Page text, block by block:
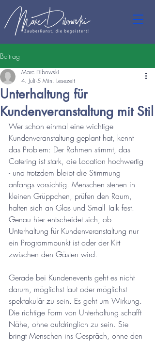
Beitrag
Unterhaltung für
Kundenveranstaltung mit Stil
Marc Dibowski
4. Juli 5 Min. Lesezeit
Wer schon einmal eine wichtige
Kundenveranstaltung geplant hat, kennt
das Problem: Der Rahmen stimmt, das
Catering ist stark, die Location hochwertig
- und trotzdem bleibt die Stimmung
anfangs vorsichtig. Menschen stehen in
kleinen Grüppchen, prüfen den Raum,
halten sich an Glas und Small Talk fest.
Genau hier entscheidet sich, ob
Unterhaltung für Kundenveranstaltung nur
ein Programmpunkt ist oder der Kitt
zwischen den Gästen wird.
Gerade bei Kundenevents geht es nicht
darum, möglichst laut oder möglichst
spektakulär zu sein. Es geht um Wirkung.
Die richtige Form von Unterhaltung schafft
Nähe, ohne aufdringlich zu sein. Sie
bringt Menschen ins Gespräch, ohne den